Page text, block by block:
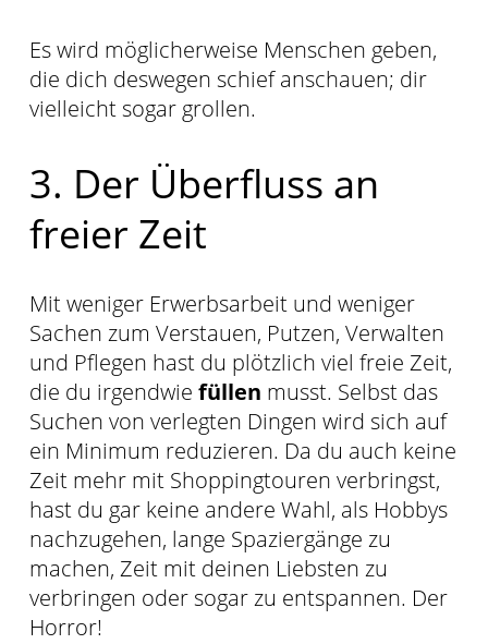
Es wird möglicherweise Menschen geben,
die dich deswegen schief anschauen; dir
vielleicht sogar grollen.
3. Der Überfluss an
freier Zeit
Mit weniger Erwerbsarbeit und weniger
Sachen zum Verstauen, Putzen, Verwalten
und Pflegen hast du plötzlich viel freie Zeit,
die du irgendwie füllen musst. Selbst das
Suchen von verlegten Dingen wird sich auf
ein Minimum reduzieren. Da du auch keine
Zeit mehr mit Shoppingtouren verbringst,
hast du gar keine andere Wahl, als Hobbys
nachzugehen, lange Spaziergänge zu
machen, Zeit mit deinen Liebsten zu
verbringen oder sogar zu entspannen. Der
Horror!